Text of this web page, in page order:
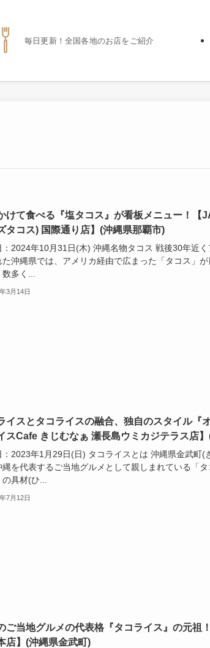
毎日更新！全国各地のお店をご紹介
けて食べる『塩タコス』が看板メニュー！【
タコス) 国際通り店】(沖縄県那覇市)
：2024年10月31日(木) 沖縄名物タコス 戦後30年近く
た沖縄県では、アメリカ経由で広まった「タコス」
多く...
3月14日
イスとタコライスの融合、独自のスタイル『
スCafe きじむなぁ 瀬長島ウミカジテラス店
：2023年1月29日(日) タコライスとは 沖縄県金武町(
縄を代表するご当地グルメとして親しまれている「
具材(ひ...
7月12日
ご当地グルメの代表格『タコライス』の元祖
店】(沖縄県金武町)